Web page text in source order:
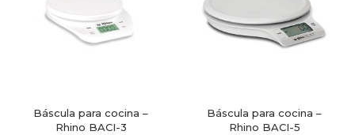
Báscula para cocina –
Rhino BACI-3
Báscula para cocina –
Rhino BACI-5